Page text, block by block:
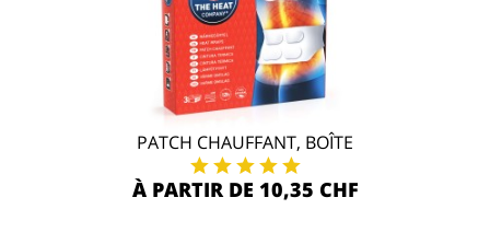
PATCH CHAUFFANT, BOÎTE
À PARTIR DE 10,35 CHF